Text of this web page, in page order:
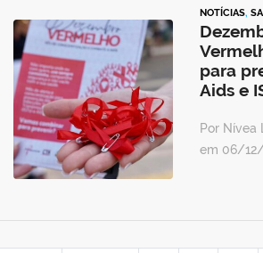
NOTÍCIAS,
para
Aids e
Por Nívea
em 06/12/